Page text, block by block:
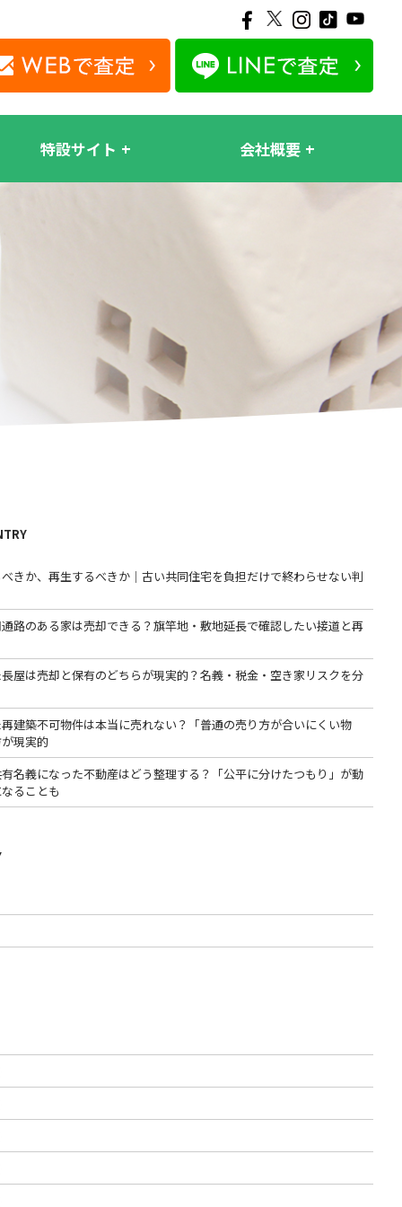
特設サイト 会社概要
きか、再生するべきか｜古い共同住宅を負担だけで終わらせない判
通路のある家は売却できる？旗竿地・敷地延長で確認したい接道と再
屋は売却と保有のどちらが現実的？名義・税金・空き家リスクを分
建築不可物件は本当に売れない？「普通の売り方が合いにくい物
現実的
名義になった不動産はどう整理する？「公平に分けたつもり」が動
ることも